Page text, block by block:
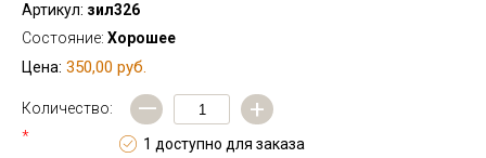
Артикул: зил326
Состояние: Хорошее
Цена: 350,00 руб.
Количество:
*
— +
1 доступно для заказа